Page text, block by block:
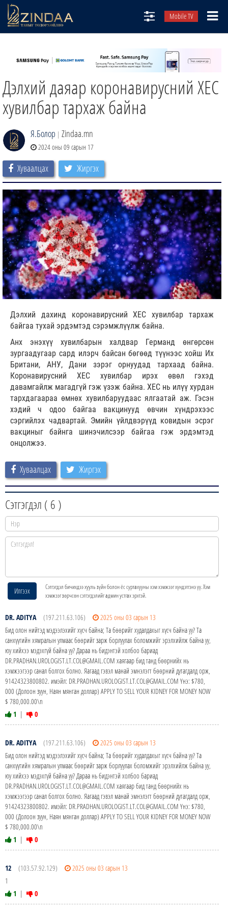
Mobile TV
ТВ8
ӨГЛӨӨНИЙ СОНИН
АУДИО ЗОХИОЛ
ЗИНДАА СЭТГҮҮЛ
Дэлхий даяар коронавирусний XEC
хувилбар тархаж байна
Я.Болор | Zindaa.mn
2024 оны 09 сарын 17
Хуваалцах Жиргэх
Дэлхий дахинд коронавирусний ХЕС хувилбар тархаж
байгаа тухай эрдэмтэд сэрэмжлүүлж байна.
Анх энэхүү хувилбарын халдвар Германд өнгөрсөн
зургаадугаар сард илэрч байсан бөгөөд түүнээс хойш Их
Британи, АНУ, Дани зэрэг орнуудад тархаад байна.
Коронавирусний ХЕС хувилбар ирэх өвөл гэхэд
давамгайлж магадгүй гэж үзэж байна. ХЕС нь илүү хурдан
тархдагаараа өмнөх хувилбаруудаас ялгаатай аж. Гэсэн
хэдий ч одоо байгаа вакцинууд өвчин хүндрэхээс
сэргийлэх чадвартай. Эмийн үйлдвэрүүд ковидын эсрэг
вакциныг байнга шинэчилсээр байгаа гэж эрдэмтэд
онцолжээ.
Хуваалцах Жиргэх
Сэтгэгдэл ( 6 )
Илгээх
Сэтгэгдэл бичихдээ хууль зүйн болон ёс суртахууны хэм хэмжээг хүндэтгэнэ үү. Хэм
хэмжээг зөрчсөн сэтгэгдэлийг админ устгах эрхтэй.
DR. ADITYA (197.211.63.106)
2025 оны 03 сарын 13
Бид олон нийтэд мэдээлэхийг хүсч байна; Та бөөрийг худалдахыг хүсч байна уу? Та
санхүүгийн хямралын улмаас бөөрийг зарж борлуулах боломжийг эрэлхийлж байна уу,
юу хийхээ мэдэхгүй байна уу? Дараа нь бидэнтэй холбоо бариад
DR.PRADHAN.UROLOGIST.LT.COL@GMAIL.COM хаягаар бид танд бөөрнийх нь
хэмжээгээр санал болгох болно. Яагаад гэвэл манай эмнэлэгт бөөрний дутагдалд орж,
91424323800802. имэйл: DR.PRADHAN.UROLOGIST.LT.COL@GMAIL.COM Yнэ: $780,
000 (Долоон зуун, Наян мянган доллар) APPLY TO SELL YOUR KIDNEY FOR MONEY NOW
$ 780,000.00\n
1 | 0
DR. ADITYA (197.211.63.106)
2025 оны 03 сарын 13
Бид олон нийтэд мэдээлэхийг хүсч байна; Та бөөрийг худалдахыг хүсч байна уу? Та
санхүүгийн хямралын улмаас бөөрийг зарж борлуулах боломжийг эрэлхийлж байна уу,
юу хийхээ мэдэхгүй байна уу? Дараа нь бидэнтэй холбоо бариад
DR.PRADHAN.UROLOGIST.LT.COL@GMAIL.COM хаягаар бид танд бөөрнийх нь
хэмжээгээр санал болгох болно. Яагаад гэвэл манай эмнэлэгт бөөрний дутагдалд орж,
91424323800802. имэйл: DR.PRADHAN.UROLOGIST.LT.COL@GMAIL.COM Yнэ: $780,
000 (Долоон зуун, Наян мянган доллар) APPLY TO SELL YOUR KIDNEY FOR MONEY NOW
$ 780,000.00\n
1 | 0
12 (103.57.92.129)
2025 оны 03 сарын 13
1
1 | 0